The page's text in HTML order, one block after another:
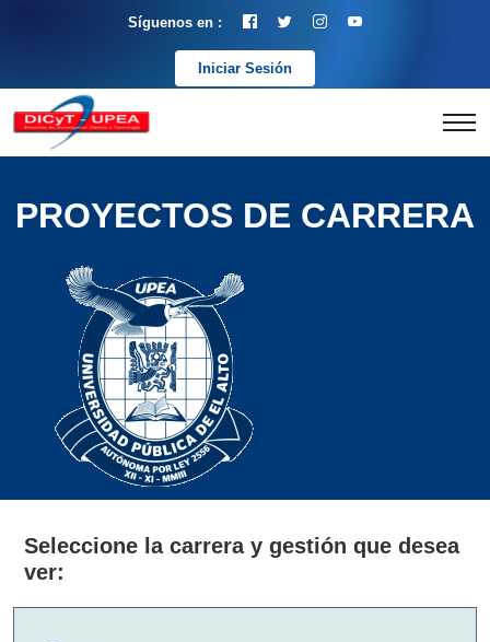
Síguenos en :
Iniciar Sesión
PROYECTOS DE CARRERA
Seleccione la carrera y gestión que desea
ver: